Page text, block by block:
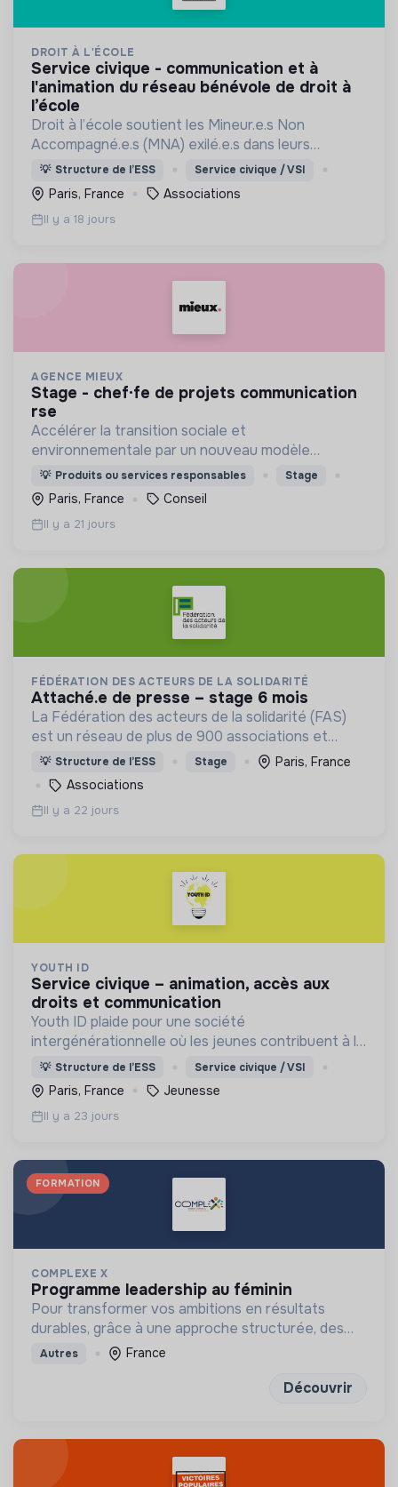
DROIT À L'ÉCOLE
service civique - communication et à
l'animation du réseau bénévole de droit à
l’école
Droit à l’école soutient les Mineur.e.s Non
Accompagné.e.s (MNA) exilé.e.s dans leurs
démarches de scolarisation vers une école de la
République française.
💡 Structure de l’ESS Service civique / VSI
Paris, France Associations
Il y a 18 jours
AGENCE MIEUX
stage - chef·fe de projets communication
rse
Accélérer la transition sociale et
environnementale par un nouveau modèle
d'agence engagée, experte, agile, créative et
heureuse.
💡 Produits ou services responsables Stage
Paris, France Conseil
Il y a 21 jours
FÉDÉRATION DES ACTEURS DE LA SOLIDARITÉ
attaché.e de presse – stage 6 mois
La Fédération des acteurs de la solidarité (FAS)
est un réseau de plus de 900 associations et
structures qui accueillent et accompagnent les
personnes en situation de précarité.
💡 Structure de l’ESS Stage
Paris, France
Associations
Il y a 22 jours
YOUTH ID
service civique – animation, accès aux
droits et communication
Youth ID plaide pour une société
intergénérationnelle où les jeunes contribuent à la
construction d’un monde durable. Accompagner la
jeunesse, plus particulièrement les publics
prioritaires, à agir
💡 Structure de l’ESS Service civique / VSI
Paris, France Jeunesse
Il y a 23 jours
FORMATION
COMPLEXE X
programme leadership au féminin
Pour transformer vos ambitions en résultats
durables, grâce à une approche structurée, des
outils concrets et des exercices de réflexion
Autres France
Découvrir